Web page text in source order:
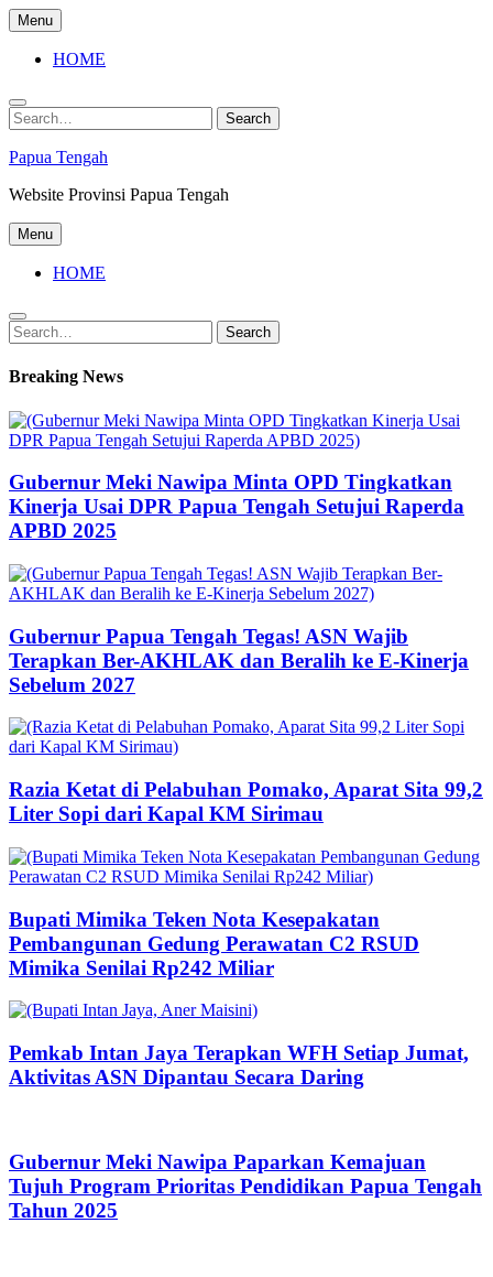
Skip
to
content
Menu
HOME
Search
for:
Search
Papua Tengah
Website Provinsi Papua Tengah
Menu
HOME
Search
for:
Search
Breaking News
Gubernur Meki Nawipa Minta OPD Tingkatkan
Kinerja Usai DPR Papua Tengah Setujui Raperda
APBD 2025
Gubernur Papua Tengah Tegas! ASN Wajib
Terapkan Ber-AKHLAK dan Beralih ke E-Kinerja
Sebelum 2027
Razia Ketat di Pelabuhan Pomako, Aparat Sita 99,2
Liter Sopi dari Kapal KM Sirimau
Bupati Mimika Teken Nota Kesepakatan
Pembangunan Gedung Perawatan C2 RSUD
Mimika Senilai Rp242 Miliar
Pemkab Intan Jaya Terapkan WFH Setiap Jumat,
Aktivitas ASN Dipantau Secara Daring
Gubernur Meki Nawipa Paparkan Kemajuan
Tujuh Program Prioritas Pendidikan Papua Tengah
Tahun 2025